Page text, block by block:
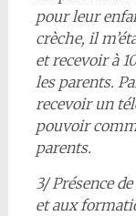
pour leur
crèche, il
et recevoir à
les parents.
recevoir un
pouvoir
parents.
3/ Présence
et aux